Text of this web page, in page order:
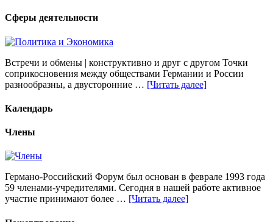
Сферы деятельности
Встречи и обмены | конструктивно и друг с другом Точки
соприкосновения между обществами Германии и России
разнообразны, а двусторонние … [Читать далее]
Календарь
Члены
Германо-Российский Форум был основан в феврале 1993 года
59 членами-учредителями. Сегодня в нашей работе активное
участие принимают более … [Читать далее]